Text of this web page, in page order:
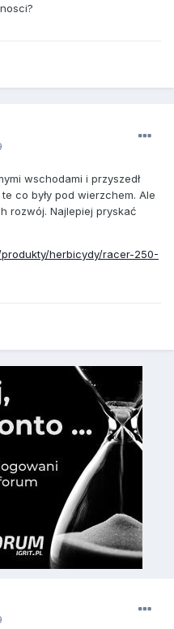
wschodami i przyszedł
co były pod wierzchem. Ale
rozwój. Najlepiej pryskać
herbicydy/racer-250-